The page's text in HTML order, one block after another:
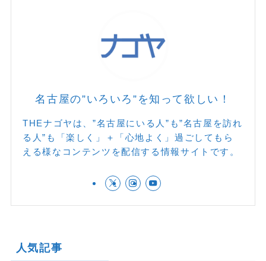
名古屋の”いろいろ”を知って欲しい！
THEナゴヤは、”名古屋にいる人”も”名古屋を訪れ
る人”も「楽しく」＋「心地よく」過ごしてもら
える様なコンテンツを配信する情報サイトです。
人気記事